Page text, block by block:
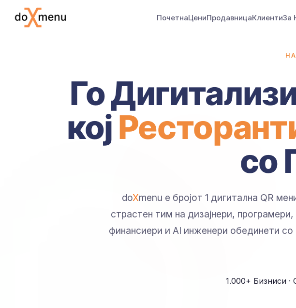
ПочетнаЦениПродавницаКлиентиЗа
Го
кој
со
doXmenu е бројот 1 дигитална QR
страстен тим на дизајнери,
финансиери и AI инженери обединети
1.000+ Бизниси ·